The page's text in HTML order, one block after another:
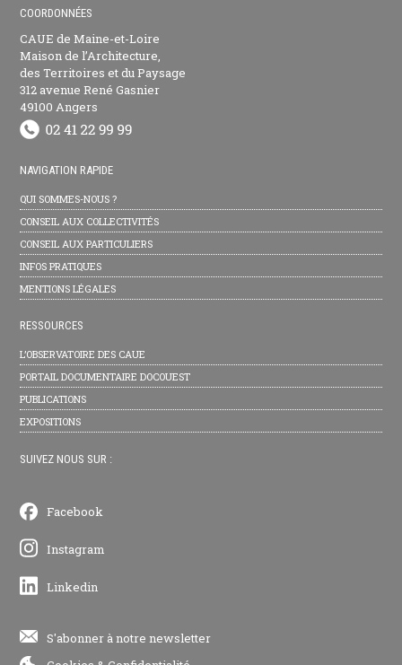
des
publications
COORDONNÉES
CAUE de Maine-et-Loire
Maison de l’Architecture,
des Territoires et du Paysage
312 avenue René Gasnier
49100 Angers
NAVIGATION RAPIDE
QUI SOMMES-NOUS ?
CONSEIL AUX COLLECTIVITÉS
CONSEIL AUX PARTICULIERS
INFOS PRATIQUES
MENTIONS LÉGALES
RESSOURCES
L’OBSERVATOIRE DES CAUE
PORTAIL DOCUMENTAIRE DOCOUEST
PUBLICATIONS
EXPOSITIONS
SUIVEZ NOUS SUR :
Facebook
Instagram
Linkedin
S'abonner à notre newsletter